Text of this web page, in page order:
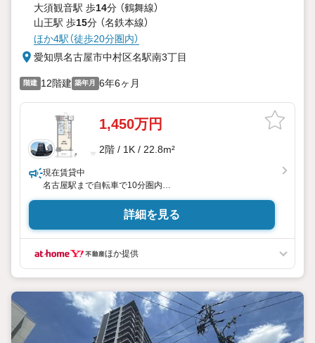
大須観音駅 歩14分 （鶴舞線）
山王駅 歩15分 （名鉄本線）
ほか4駅（徒歩20分圏内）
愛知県名古屋市中村区名駅南3丁目
階建 12階建 築年月 6年6ヶ月
1,450万円
2階 / 1K / 22.8m²
現在賃貸中
名古屋駅まで自転車で10分圏内
好立地
詳細を見る
ほか提供